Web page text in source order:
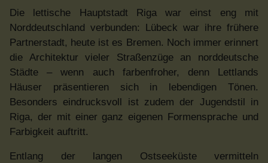
Die lettische Hauptstadt Riga war einst eng mit
Norddeutschland verbunden: Lübeck war ihre frühere
Partnerstadt, heute ist es Bremen. Noch immer erinnert
die Architektur vieler Straßenzüge an norddeutsche
Städte – wenn auch farbenfroher, denn Lettlands
Häuser präsentieren sich in lebendigen Tönen.
Besonders eindrucksvoll ist zudem der Jugendstil in
Riga, der mit einer ganz eigenen Formensprache und
Farbigkeit auftritt.
Entlang der langen Ostseeküste vermitteln